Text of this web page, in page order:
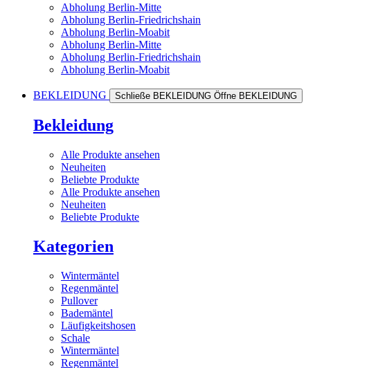
Abholung Berlin-Mitte
Abholung Berlin-Friedrichshain
Abholung Berlin-Moabit
Abholung Berlin-Mitte
Abholung Berlin-Friedrichshain
Abholung Berlin-Moabit
BEKLEIDUNG Schließe BEKLEIDUNG Öffne BEKLEIDUNG
Bekleidung
Alle Produkte ansehen
Neuheiten
Beliebte Produkte
Alle Produkte ansehen
Neuheiten
Beliebte Produkte
Kategorien
Wintermäntel
Regenmäntel
Pullover
Bademäntel
Läufigkeitshosen
Schale
Wintermäntel
Regenmäntel